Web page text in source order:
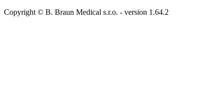
Copyright © B. Braun Medical s.r.o. - version 1.64.2